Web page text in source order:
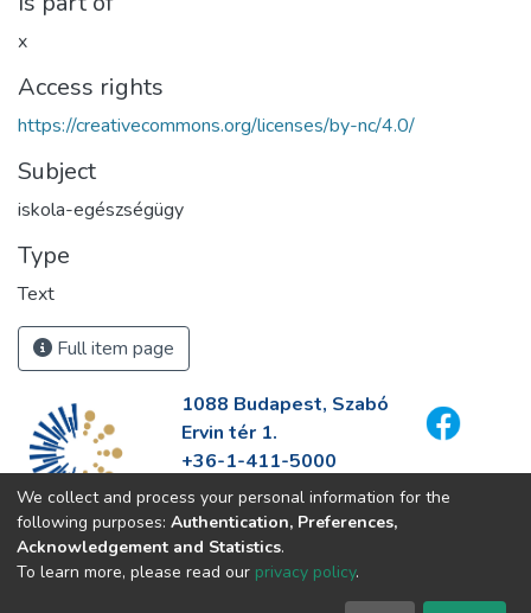
x
Access rights
https://creativecommons.org/licenses/by-nc/4.0/
Subject
iskola-egészségügy
Type
Text
Full item page
1088 Budapest, Szabó
Ervin tér 1.
+36-1-411-5000
info@fszek.hu
https://fszek.hu
We collect and process your personal information for the
following purposes: Authentication, Preferences,
Acknowledgement and Statistics.
To learn more, please read our privacy policy.